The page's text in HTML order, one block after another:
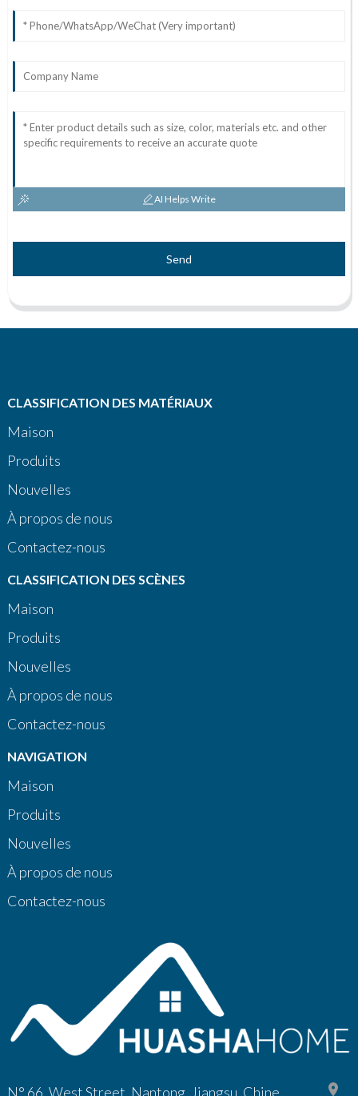
AI Helps Write
Send
CLASSIFICATION DES MATÉRIAUX
Maison
Produits
Nouvelles
À propos de nous
Contactez-nous
CLASSIFICATION DES SCÈNES
Maison
Produits
Nouvelles
À propos de nous
Contactez-nous
NAVIGATION
Maison
Produits
Nouvelles
À propos de nous
Contactez-nous
N° 66, West Street, Nantong, Jiangsu, Chine